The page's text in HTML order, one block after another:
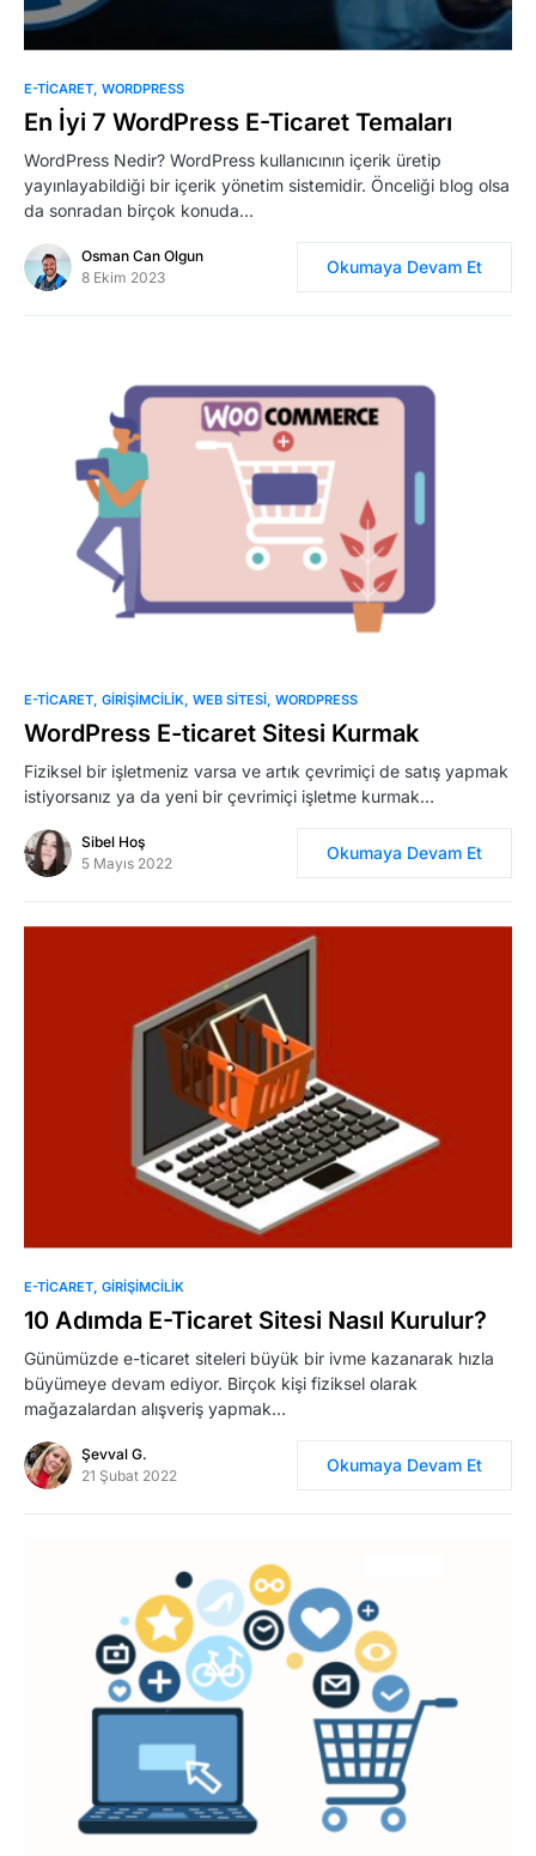
E-TICARET WORDPRESS
En İyi 7 WordPress E-Ticaret Temaları
WordPress Nedir? WordPress kullanıcının içerik üretip
yayınlayabildiği bir içerik yönetim sistemidir. Önceliği blog olsa
da sonradan birçok konuda…
Osman Can Olgun
8 Ekim 2023
Okumaya Devam Et
0
E-TICARET GIRIŞIMCILIK WEB SITESI WORDPRESS
WordPress E-ticaret Sitesi Kurmak
Fiziksel bir işletmeniz varsa ve artık çevrimiçi de satış yapmak
istiyorsanız ya da yeni bir çevrimiçi işletme kurmak…
Sibel Hoş
5 Mayıs 2022
Okumaya Devam Et
0
E-TICARET GIRIŞIMCILIK
10 Adımda E-Ticaret Sitesi Nasıl Kurulur?
Günümüzde e-ticaret siteleri büyük bir ivme kazanarak hızla
büyümeye devam ediyor. Birçok kişi fiziksel olarak
mağazalardan alışveriş yapmak…
Şevval G.
21 Şubat 2022
Okumaya Devam Et